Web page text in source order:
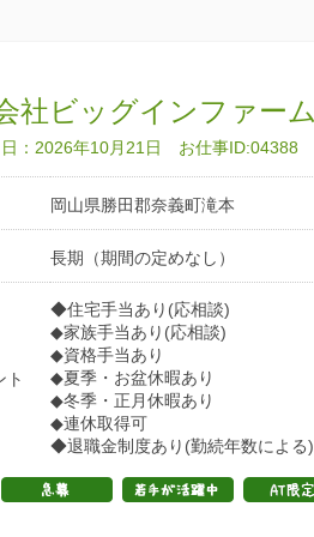
社ビッグインファーム
：2026年10月21日 お仕事ID:04388
岡山県勝田郡奈義町滝本
長期（期間の定めなし）
ト
◆住宅手当あり(応相談)
◆家族手当あり(応相談)
◆資格手当あり
◆夏季・お盆休暇あり
◆冬季・正月休暇あり
◆連休取得可
◆退職金制度あり(勤続年数による)